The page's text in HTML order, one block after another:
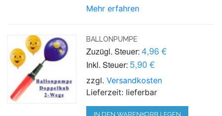
Mehr erfahren
BALLONPUMPE
Zuzügl. Steuer: 4,96 €
Inkl. Steuer: 5,90 €
zzgl.Versandkosten
Lieferzeit: lieferbar
IN DEN WARENKORB LEGEN